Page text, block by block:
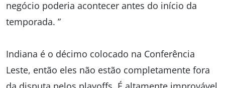
negócio poderia acontecer antes do início da
temporada. ”
Indiana é o décimo colocado na Conferência
Leste, então eles não estão completamente fora